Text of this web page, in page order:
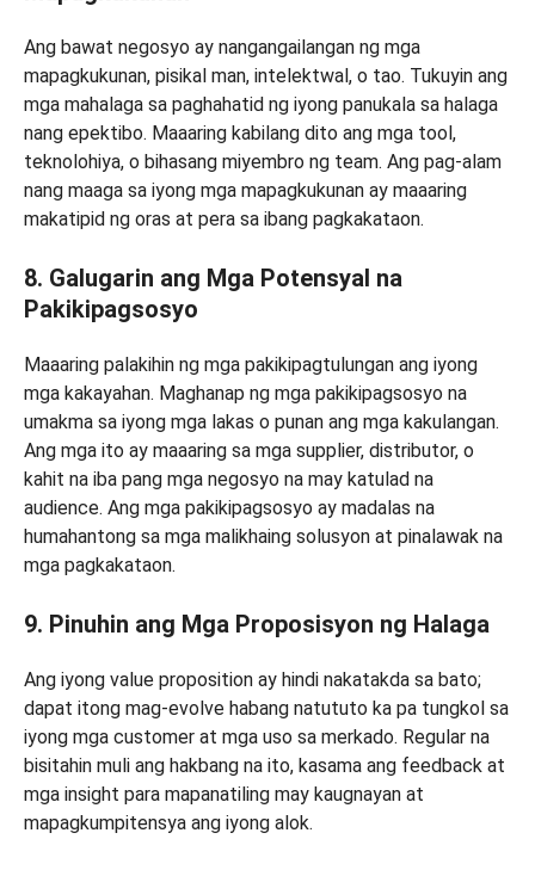
Ang bawat negosyo ay nangangailangan ng mga
mapagkukunan, pisikal man, intelektwal, o tao. Tukuyin ang
mga mahalaga sa paghahatid ng iyong panukala sa halaga
nang epektibo. Maaaring kabilang dito ang mga tool,
teknolohiya, o bihasang miyembro ng team. Ang pag-alam
nang maaga sa iyong mga mapagkukunan ay maaaring
makatipid ng oras at pera sa ibang pagkakataon.
8. Galugarin ang Mga Potensyal na
Pakikipagsosyo
Maaaring palakihin ng mga pakikipagtulungan ang iyong
mga kakayahan. Maghanap ng mga pakikipagsosyo na
umakma sa iyong mga lakas o punan ang mga kakulangan.
Ang mga ito ay maaaring sa mga supplier, distributor, o
kahit na iba pang mga negosyo na may katulad na
audience. Ang mga pakikipagsosyo ay madalas na
humahantong sa mga malikhaing solusyon at pinalawak na
mga pagkakataon.
9. Pinuhin ang Mga Proposisyon ng Halaga
Ang iyong value proposition ay hindi nakatakda sa bato;
dapat itong mag-evolve habang natututo ka pa tungkol sa
iyong mga customer at mga uso sa merkado. Regular na
bisitahin muli ang hakbang na ito, kasama ang feedback at
mga insight para mapanatiling may kaugnayan at
mapagkumpitensya ang iyong alok.